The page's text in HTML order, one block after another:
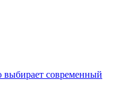
современный